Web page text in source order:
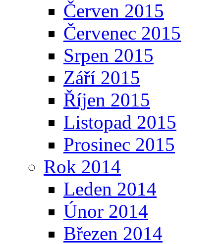
Červen 2015
Červenec 2015
Srpen 2015
Září 2015
Říjen 2015
Listopad 2015
Prosinec 2015
Rok 2014
Leden 2014
Únor 2014
Březen 2014